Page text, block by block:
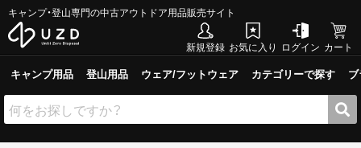
キャンプ・登山専門の中古アウトドア用品販売サイト
新規登録 お気に入り ログイン カート
キャンプ用品 登山用品 ウェア/フットウェア カテゴリーで探す